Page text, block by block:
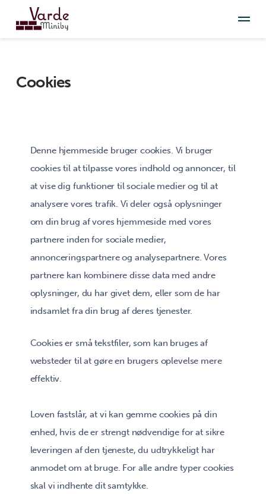
Cookies
Denne hjemmeside bruger cookies. Vi bruger
cookies til at tilpasse vores indhold og annoncer, til
at vise dig funktioner til sociale medier og til at
analysere vores trafik. Vi deler også oplysninger
om din brug af vores hjemmeside med vores
partnere inden for sociale medier,
annonceringspartnere og analysepartnere. Vores
partnere kan kombinere disse data med andre
oplysninger, du har givet dem, eller som de har
indsamlet fra din brug af deres tjenester.
Cookies er små tekstfiler, som kan bruges af
websteder til at gøre en brugers oplevelse mere
effektiv.
Loven fastslår, at vi kan gemme cookies på din
enhed, hvis de er strengt nødvendige for at sikre
leveringen af den tjeneste, du udtrykkeligt har
anmodet om at bruge. For alle andre typer cookies
skal vi indhente dit samtykke.